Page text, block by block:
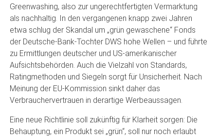
Greenwashing, also zur ungerechtfertigten Vermarktung
als nachhaltig. In den vergangenen knapp zwei Jahren
etwa schlug der Skandal um „grün gewaschene“ Fonds
der Deutsche-Bank-Tochter DWS hohe Wellen – und führte
zu Ermittlungen deutscher und US-amerikanischer
Aufsichtsbehörden. Auch die Vielzahl von Standards,
Ratingmethoden und Siegeln sorgt für Unsicherheit. Nach
Meinung der EU-Kommission sinkt daher das
Verbrauchervertrauen in derartige Werbeaussagen.
Eine neue Richtlinie soll zukünftig für Klarheit sorgen: Die
Behauptung, ein Produkt sei „grün“, soll nur noch erlaubt